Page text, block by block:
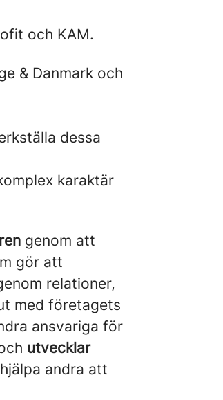
och KAM.
& Danmark och
dessa
karaktär
genom att
gör att
relationer,
med företagets
ansvariga för
utvecklar
andra att